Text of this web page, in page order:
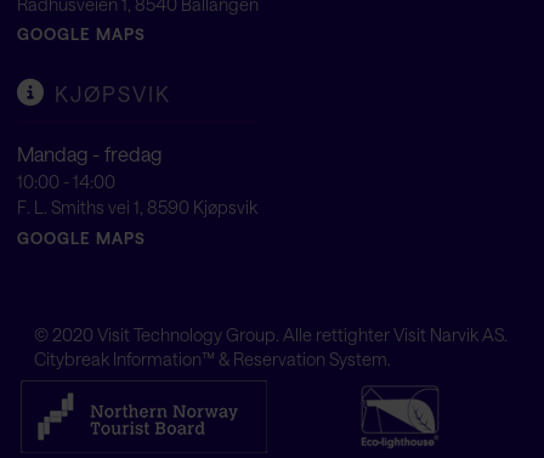
GOOGLE MAPS
KJØPSVIK
Mandag - fredag
10:00 - 14:00
F. L. Smiths vei 1, 8590 Kjøpsvik
GOOGLE MAPS
© 2020 Visit Technology Group . Alle rettighter Visit Narvik AS.
Citybreak Information™ & Reservation System.